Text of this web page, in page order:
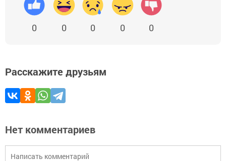
0 0 0 0 0
Расскажите друзьям
Нет комментариев